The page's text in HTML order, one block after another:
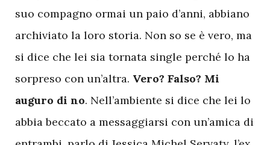
suo compagno ormai un paio d’anni, abbiano
archiviato la loro storia. Non so se è vero, ma
si dice che lei sia tornata single perché lo ha
sorpreso con un’altra. Vero? Falso? Mi
auguro di no. Nell’ambiente si dice che lei lo
abbia beccato a messaggiarsi con un’amica di